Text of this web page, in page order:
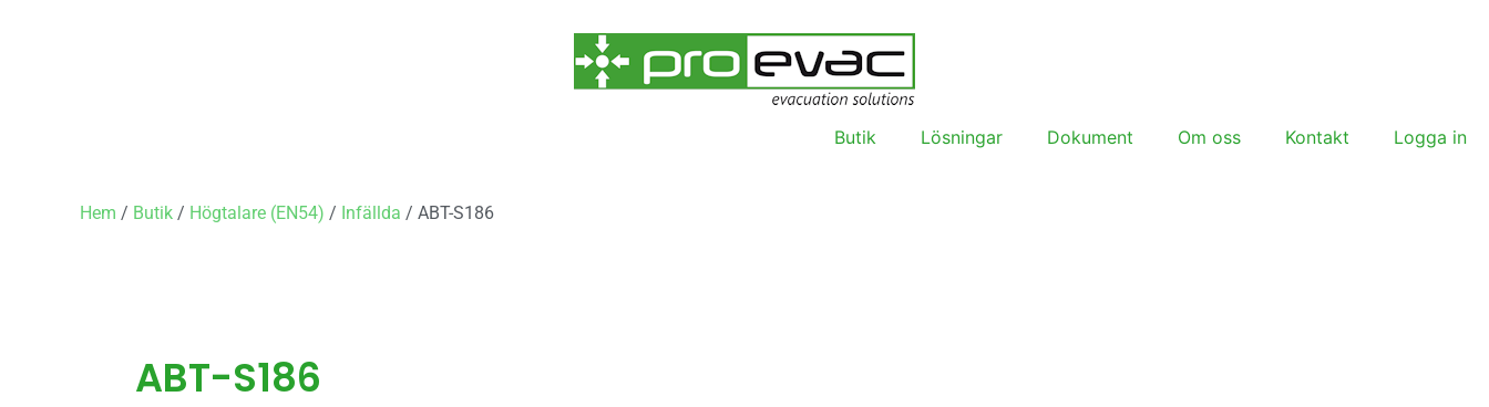
Butik Lösningar Dokument Om oss Kontakt Logga in
Hem / Butik / Högtalare (EN54) / Infällda / ABT-S186
ABT-S186